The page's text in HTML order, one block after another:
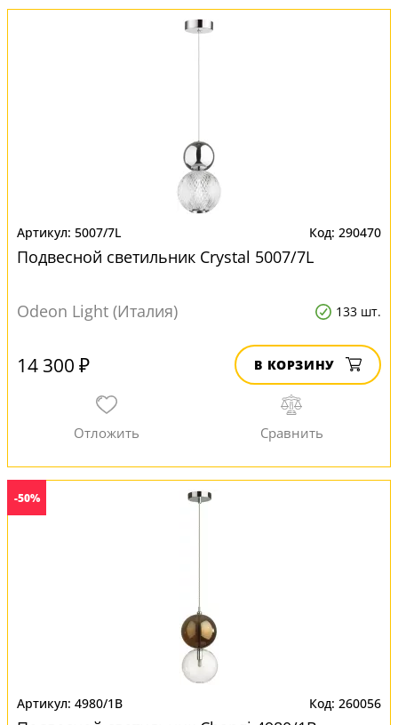
5007/7L 290470
Подвесной светильник Crystal 5007/7L
Odeon Light (Италия) 133 шт.
14 300 ₽ В КОРЗИНУ
-50%
4980/1B 260056